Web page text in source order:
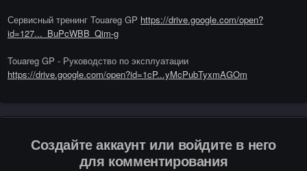
Сервисный тренинг Touareg GP https://drive.google.com/open?
id=127..._BuPcWBB_Qim-g
Touareg GP - Руководство по эксплуатации
https://drive.google.com/open?id=1cP...yMcPubTyxmAGOm
Создайте аккаунт или войдите в него
для комментирования